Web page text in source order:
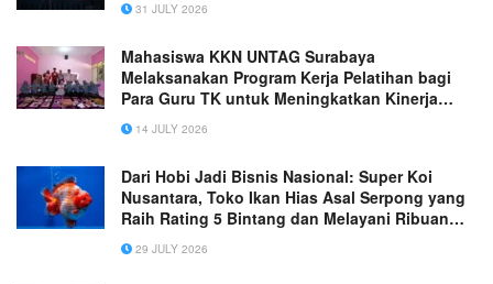
31 JULY 2026
Mahasiswa KKN UNTAG Surabaya
Melaksanakan Program Kerja Pelatihan bagi
Para Guru TK untuk Meningkatkan Kinerja
Mengajar
14 JULY 2026
Dari Hobi Jadi Bisnis Nasional: Super Koi
Nusantara, Toko Ikan Hias Asal Serpong yang
Raih Rating 5 Bintang dan Melayani Ribuan
Pelanggan se-Indonesia (Ganti gambar utama,
bukan gambar logo, brosur, tanpa ada tulisan)
29 JULY 2026